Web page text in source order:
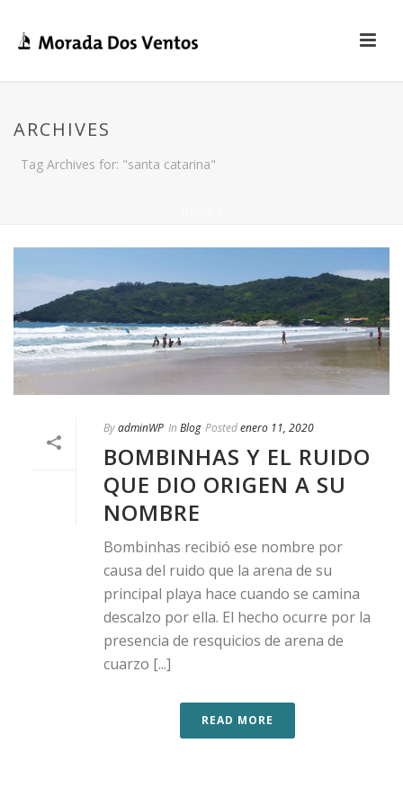
ARCHIVES
Tag Archives for: "santa catarina"
ByadminWP In Blog Postedenero 11, 2020
BOMBINHAS Y EL RUIDO
QUE DIO ORIGEN A SU
NOMBRE
Bombinhas recibió ese nombre por
causa del ruido que la arena de su
principal playa hace cuando se camina
descalzo por ella. El hecho ocurre por la
presencia de resquicios de arena de
cuarzo [...]
READ MORE